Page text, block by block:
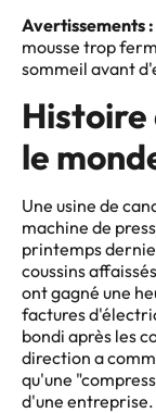
Avertissements :
mousse trop
sommeil avant
Histoire
le
Une usine de
machine de
printemps
coussins
ont gagné une
factures
bondi après les
direction a
qu'une
d'une entreprise.